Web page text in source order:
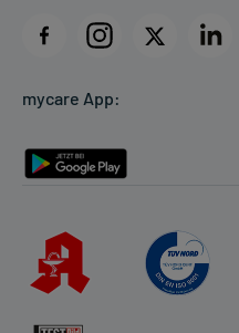
Datenschutz
Rückgabe/Widerruf
mycare App: